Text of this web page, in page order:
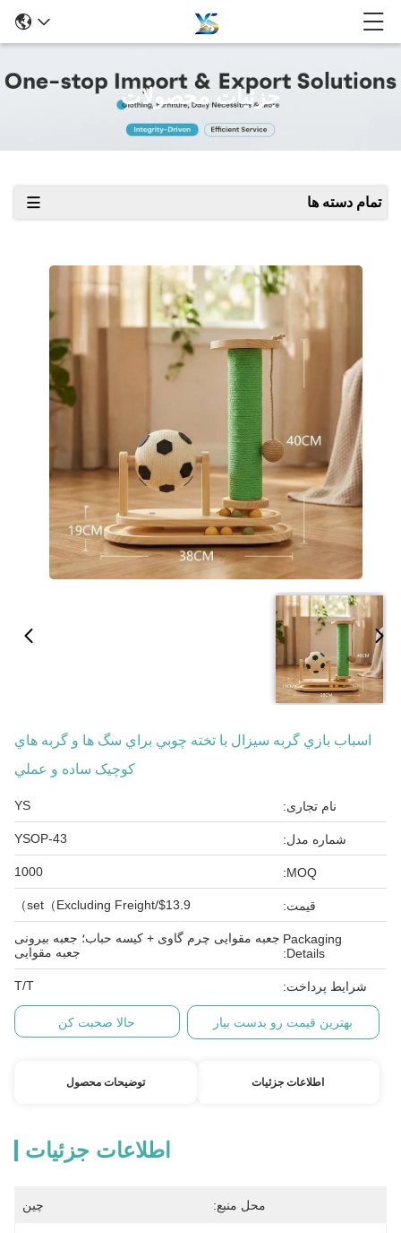
جزئیات محصولات
تمام دسته ها
اسباب بازي گربه سيزال با تخته چوبي براي سگ ها و گربه هاي
کوچيک ساده و عملي
نام تجاری: YS
شماره مدل: YSOP-43
MOQ:
1000
قیمت: $13.9/set（Excluding Freight）
Packaging
Details:
جعبه مقوایی چرم گاوی + کیسه حباب؛ جعبه بیرونی
جعبه مقوایی
شرایط پرداخت: T/T
بهترین قیمت رو بدست بیار حالا صحبت کن
اطلاعات جزئیات توضیحات محصول
اطلاعات جزئیات
محل منبع: چین